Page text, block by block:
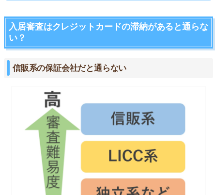
入居審査はクレジットカードの滞納があると通らな
い？
信販系の保証会社だと通らない